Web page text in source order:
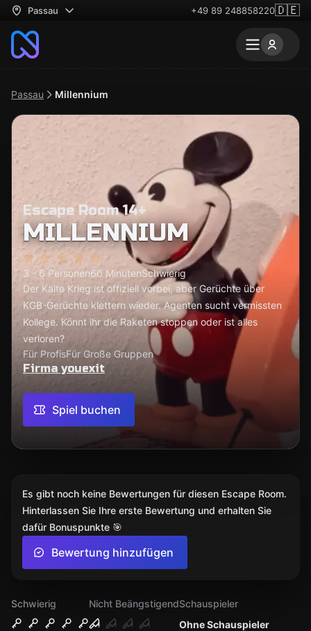
Passau +49 89 248858220🇩🇪
Passau Millennium
Escape Room 14+
MILLENNIUM
3 - 6 Personen60 MinutenSchwierig
Der Kalte Krieg ist offiziell vorbei, aber Gerüchte über
KGB-Gerüchte klettern wieder. Agenten sucht vermissten
Kollege. Könnt ihr die Raketen stoppen oder ist alles
verloren?
Für ProfisFür Große Gruppen
Firma youexit
Spiel buchen
Schwierig
Nicht Beängstigend
Ohne Schauspieler
Schauspieler
Es gibt noch keine Bewertungen für diesen Escape Room.
Hinterlassen Sie Ihre erste Bewertung und erhalten Sie
dafür Bonuspunkte 🎯
Bewertung hinzufügen